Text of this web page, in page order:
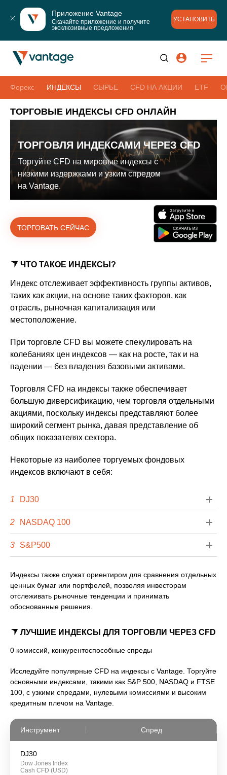
Приложение Vantage
Скачайте приложение и получите
эксклюзивные предложения
УСТАНОВИТЬ
Форекс ИНДЕКСЫ СЫРЬЕ CFD НА АКЦИИ ETF
ТОРГОВЫЕ ИНДЕКСЫ CFD ОНЛАЙН
ТОРГОВЛЯ ИНДЕКСАМИ ЧЕРЕЗ CFD
Торгуйте CFD на мировые индексы с
низкими издержками и узким спредом
на Vantage.
ТОРГОВАТЬ СЕЙЧАС
ЧТО ТАКОЕ ИНДЕКСЫ?
Индекс отслеживает эффективность группы активов,
таких как акции, на основе таких факторов, как
отрасль, рыночная капитализация или
местоположение.
При торговле CFD вы можете спекулировать на
колебаниях цен индексов — как на росте, так и на
падении — без владения базовыми активами.
Торговля CFD на индексы также обеспечивает
большую диверсификацию, чем торговля отдельными
акциями, поскольку индексы представляют более
широкий сегмент рынка, давая представление об
общих показателях сектора.
Некоторые из наиболее торгуемых фондовых
индексов включают в себя:
1 DJ30
2 NASDAQ 100
3 S&P500
Индексы также служат ориентиром для сравнения отдельных
ценных бумаг или портфелей, позволяя инвесторам
отслеживать рыночные тенденции и принимать
обоснованные решения.
ЛУЧШИЕ ИНДЕКСЫ ДЛЯ ТОРГОВЛИ ЧЕРЕЗ CFD
0 комиссий, конкурентоспособные спреды
Исследуйте популярные CFD на индексы с Vantage. Торгуйте
основными индексами, такими как S&P 500, NASDAQ и FTSE
100, с узкими спредами, нулевыми комиссиями и высоким
кредитным плечом на Vantage.
Инструмент
DJ30
Dow Jones Index
Cash CFD (USD)
Спред